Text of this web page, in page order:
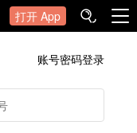
打开 App
账号密码登录